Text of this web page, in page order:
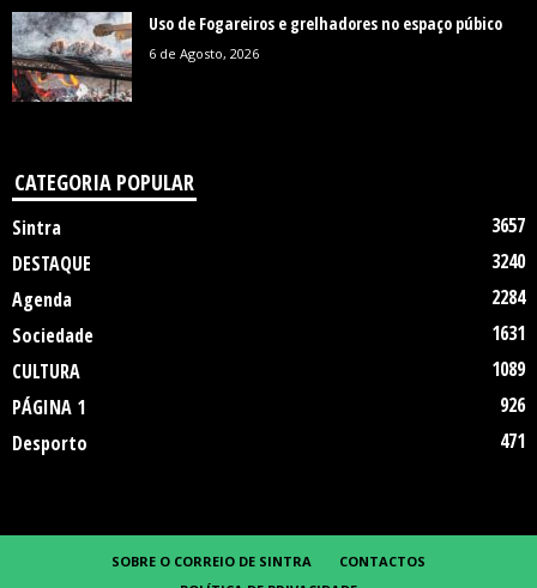
Uso de Fogareiros e grelhadores no espaço púbico
6 de Agosto, 2026
CATEGORIA POPULAR
Sintra
3657
DESTAQUE
3240
Agenda
2284
Sociedade
1631
CULTURA
1089
PÁGINA 1
926
Desporto
471
SOBRE O CORREIO DE SINTRA
CONTACTOS